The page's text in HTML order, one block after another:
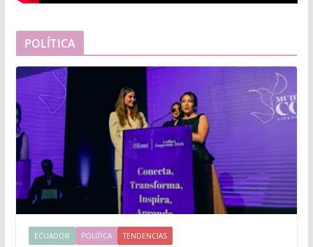
POLÍTICA
ECUADOR POLITICA TENDENCIAS